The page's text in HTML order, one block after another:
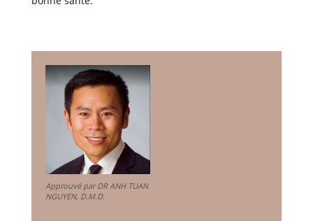
Approuvé par DR ANH TUAN
NGUYEN, D.M.D.